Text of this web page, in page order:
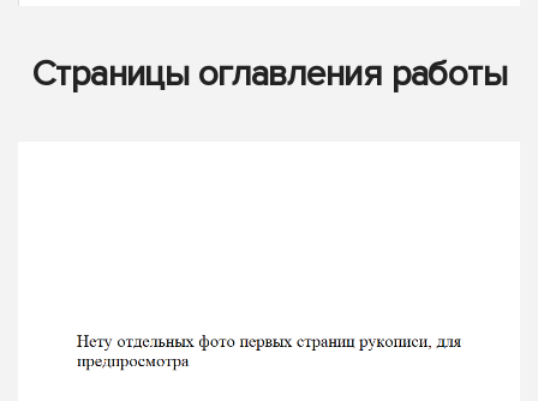
Страницы оглавления работы